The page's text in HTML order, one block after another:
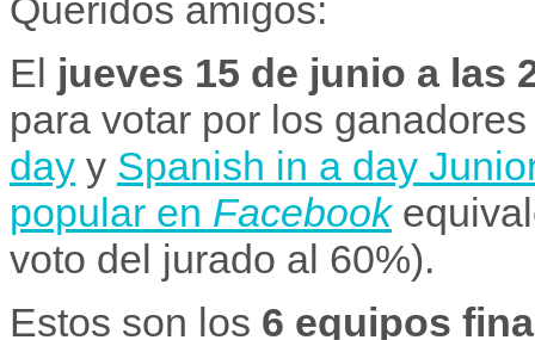
El jueves 15 de junio a las
para votar por los
day y Spanish in a day
popular en Facebook
voto del jurado al 60%).
Estos son los 6 equipos